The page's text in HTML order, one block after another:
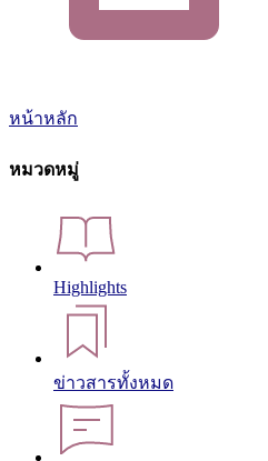
หน้าหลัก
หมวดหมู่
Highlights
ข่าวสารทั้งหมด